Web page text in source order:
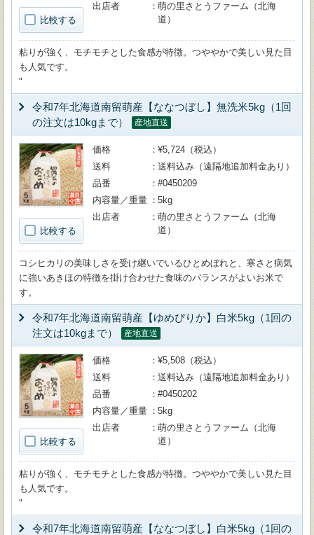
比較する
出店者
萌の里さとうファーム（北海
道）
粘りが強く、モチモチとした食感が特徴。つややかで美しい見た目
も人気です。
"
令和7年北海道南留萌産【ななつぼし】無洗米5kg（1回
の注文は10kgまで）
産地直送
比較する
価格
¥5,724（税込）
送料
送料込み（遠隔地追加料金あり）
品番
#0450209
内容量／重量
5kg
出店者
萌の里さとうファーム（北海
道）
コシヒカリの美味しさを受け継いでいるひとめぼれと、寒さと病気
に強いあきほの特徴を掛け合わせた食味のバランスがよいお米で
す。
令和7年北海道南留萌産【ゆめぴりか】白米5kg（1回の
注文は10kgまで）
産地直送
比較する
価格
¥5,508（税込）
送料
送料込み（遠隔地追加料金あり）
品番
#0450202
内容量／重量
5kg
出店者
萌の里さとうファーム（北海
道）
粘りが強く、モチモチとした食感が特徴。つややかで美しい見た目
も人気です。
"
令和7年北海道南留萌産【ななつぼし】白米5kg（1回の